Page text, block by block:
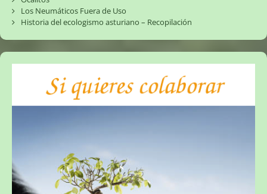
Los Neumáticos Fuera de Uso
Historia del ecologismo asturiano – Recopilación